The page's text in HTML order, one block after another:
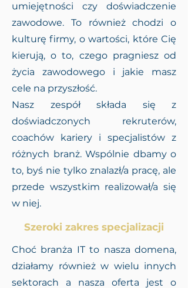
umiejętności czy doświadczenie
zawodowe. To również chodzi o
kulturę firmy, o wartości, które Cię
kierują, o to, czego pragniesz od
życia zawodowego i jakie masz
cele na przyszłość.
Nasz zespół składa się z
doświadczonych rekruterów,
coachów kariery i specjalistów z
różnych branż. Wspólnie dbamy o
to, byś nie tylko znalazł/a pracę, ale
przede wszystkim realizował/a się
w niej.
Szeroki zakres specjalizacji
Choć branża IT to nasza domena,
działamy również w wielu innych
sektorach a nasza oferta jest o